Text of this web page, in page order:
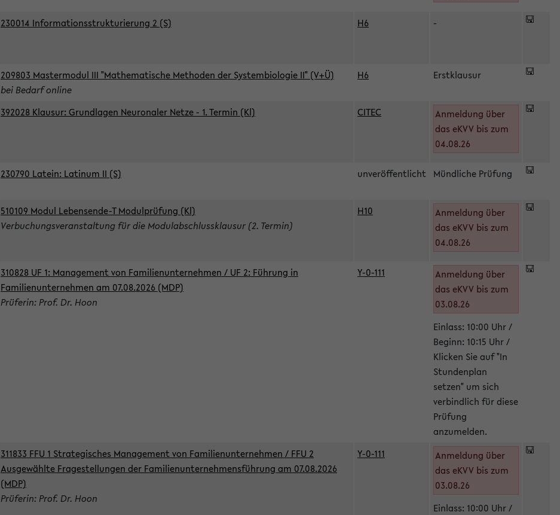
230014 Informationsstrukturierung 2 (S) H6 -
209803 Mastermodul III "Mathematische Methoden der Systembiologie II" (V+Ü)
bei Bedarf online
H6 Erstklausur
392028 Klausur: Grundlagen Neuronaler Netze - 1. Termin (Kl) CITEC
Anmeldung über
das eKVV bis zum
04.08.26
230790 Latein: Latinum II (S) unveröffentlicht Mündliche Prüfung
510109 Modul Lebensende-T Modulprüfung (Kl)
Verbuchungsveranstaltung für die Modulabschlussklausur (2. Termin)
H10
Anmeldung über
das eKVV bis zum
04.08.26
310828 UF 1: Management von Familienunternehmen / UF 2: Führung in
Familienunternehmen am 07.08.2026 (MDP)
Prüferin: Prof. Dr. Hoon
Y-0-111
Anmeldung über
das eKVV bis zum
03.08.26
Einlass: 10:00 Uhr /
Beginn: 10:15 Uhr /
Klicken Sie auf "In
Stundenplan
setzen" um sich
verbindlich für diese
Prüfung
anzumelden.
311833 FFU 1 Strategisches Management von Familienunternehmen / FFU 2
Ausgewählte Fragestellungen der Familienunternehmensführung am 07.08.2026
(MDP)
Prüferin: Prof. Dr. Hoon
Y-0-111
Anmeldung über
das eKVV bis zum
03.08.26
Einlass: 10:00 Uhr /